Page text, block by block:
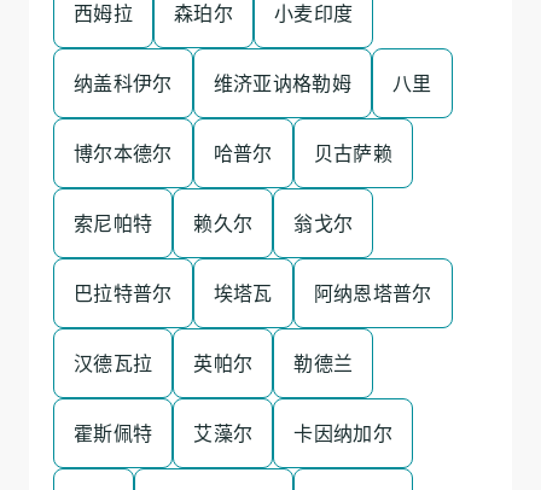
西姆拉 森珀尔 小麦印度
纳盖科伊尔 维济亚讷格勒姆 八里
博尔本德尔 哈普尔 贝古萨赖
索尼帕特 赖久尔 翁戈尔
巴拉特普尔 埃塔瓦 阿纳恩塔普尔
汉德瓦拉 英帕尔 勒德兰
霍斯佩特 艾藻尔 卡因纳加尔